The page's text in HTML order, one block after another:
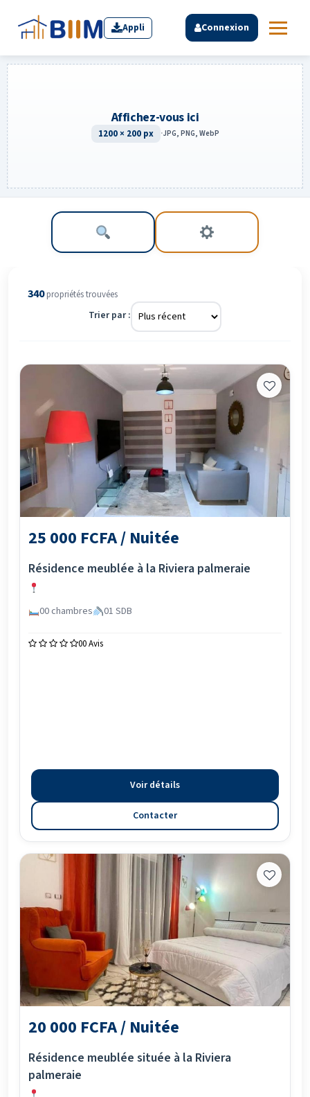
Appli Connexion
Affichez-vous ici
1200 × 200 px ·JPG, PNG, WebP
340propriétéstrouvées
Trier par :
25 000 FCFA / Nuitée
Résidence meublée à la Riviera palmeraie
00 chambres 01 SDB
00 Avis
Voir détails
Contacter
20 000 FCFA / Nuitée
Résidence meublée située à la Riviera
palmeraie